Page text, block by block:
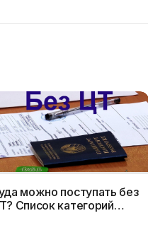
можно поступать без
Список категорий